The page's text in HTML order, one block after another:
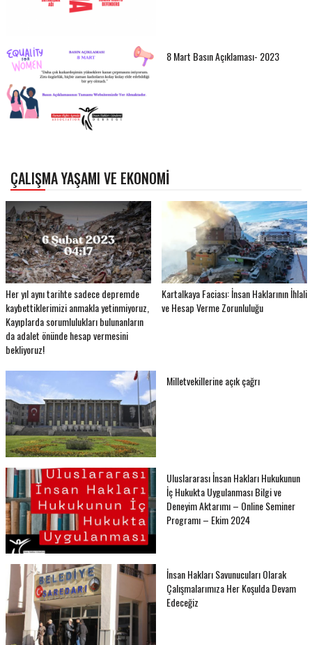
8 Mart Basın Açıklaması- 2023
ÇALIŞMA YAŞAMI VE EKONOMI
Her yıl aynı tarihte sadece depremde
kaybettiklerimizi anmakla yetinmiyoruz,
Kayıplarda sorumlulukları bulunanların
da adalet önünde hesap vermesini
bekliyoruz!
Kartalkaya Faciası: İnsan Haklarının İhlali
ve Hesap Verme Zorunluluğu
Milletvekillerine açık çağrı
Uluslararası İnsan Hakları Hukukunun
İç Hukukta Uygulanması Bilgi ve
Deneyim Aktarımı – Online Seminer
Programı – Ekim 2024
İnsan Hakları Savunucuları Olarak
Çalışmalarımıza Her Koşulda Devam
Edeceğiz